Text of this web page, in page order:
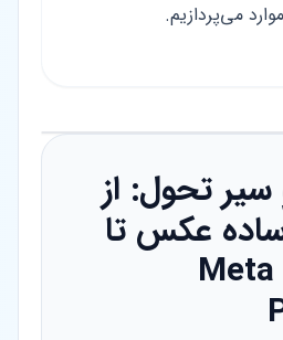
می‌پردازیم.
تحول: از
عکس تا
اکوسیستم Meta